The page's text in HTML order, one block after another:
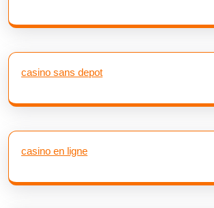
casino sans depot
casino en ligne